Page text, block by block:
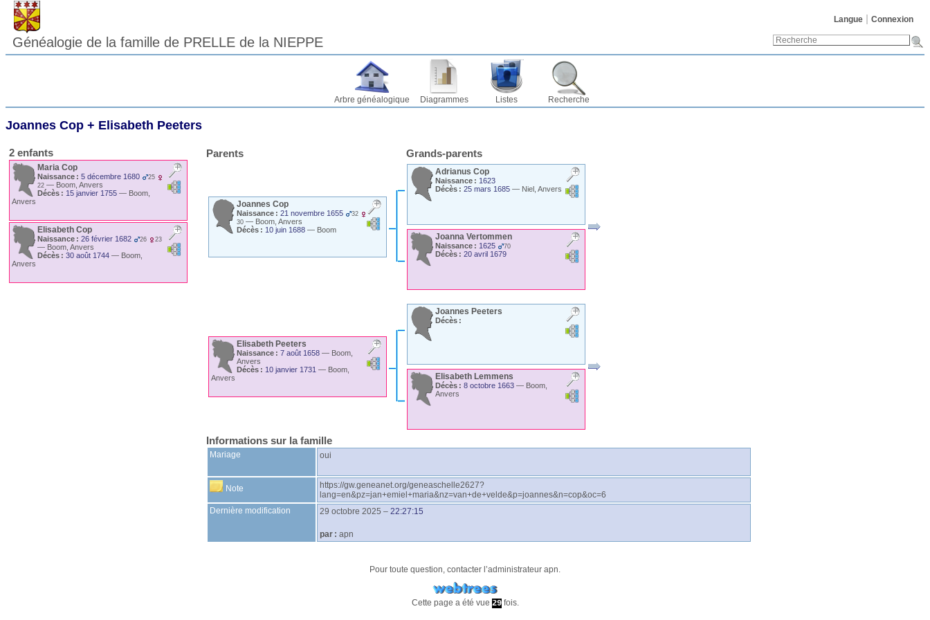
Langue Connexion
Généalogie de la famille de PRELLE de la NIEPPE
Arbre généalogique Diagrammes Listes Recherche
Joannes Cop + Elisabeth Peeters
2 enfants
Maria Cop
Naissance : 5 décembre 1680
25
22 — Boom, Anvers
Décès : 15 janvier 1755 — Boom,
Anvers
Elisabeth Cop
Naissance : 26 février 1682 26 23
— Boom, Anvers
Décès : 30 août 1744 — Boom,
Anvers
Parents Grands-parents
Joannes Cop
Naissance : 21 novembre 1655
32
30 — Boom, Anvers
Décès : 10 juin 1688 — Boom
Adrianus Cop
Naissance : 1623
Décès : 25 mars 1685 — Niel, Anvers
Joanna Vertommen
Naissance : 1625 70
Décès : 20 avril 1679
Elisabeth Peeters
Naissance : 7 août 1658 — Boom,
Anvers
Décès : 10 janvier 1731 — Boom,
Anvers
Joannes Peeters
Décès :
Elisabeth Lemmens
Décès : 8 octobre 1663 — Boom,
Anvers
Informations sur la famille
Mariage oui
Note
https://gw.geneanet.org/geneaschelle2627?
lang=en&pz=jan+emiel+maria&nz=van+de+velde&p=joannes&n=cop&oc=6
Dernière modification
29 octobre 2025 – 22:27:15
par : apn
Pour toute question, contacter l’administrateur apn.
Cette page a été vue 29fois.